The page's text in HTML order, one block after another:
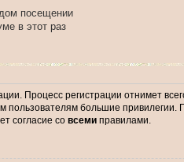
посещении
в этот раз
Процесс регистрации отнимет
большие
согласие со всеми правилами.